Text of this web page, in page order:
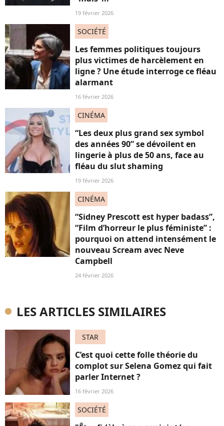
19 février 2026
SOCIÉTÉ
Les femmes politiques toujours
plus victimes de harcèlement en
ligne ? Une étude interroge ce fléau
alarmant
16 février 2026
CINÉMA
“Les deux plus grand sex symbol
des années 90” se dévoilent en
lingerie à plus de 50 ans, face au
fléau du slut shaming
19 février 2026
CINÉMA
“Sidney Prescott est hyper badass”,
“Film d’horreur le plus féministe” :
pourquoi on attend intensément le
nouveau Scream avec Neve
Campbell
24 février 2026
LES ARTICLES SIMILAIRES
STAR
C’est quoi cette folle théorie du
complot sur Selena Gomez qui fait
parler Internet ?
16 février 2026
SOCIÉTÉ